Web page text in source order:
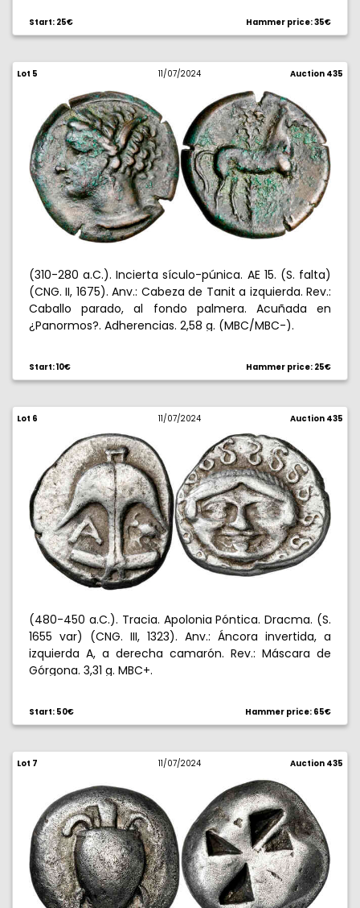
Start: 25€ Hammer price: 35€
Lot 5 11/07/2024 Auction 435
(310-280 a.C.). Incierta sículo-púnica. AE 15. (S. falta)
(CNG. II, 1675). Anv.: Cabeza de Tanit a izquierda. Rev.:
Caballo parado, al fondo palmera. Acuñada en
¿Panormos?. Adherencias. 2,58 g. (MBC/MBC-).
Start: 10€ Hammer price: 25€
Lot 6 11/07/2024 Auction 435
(480-450 a.C.). Tracia. Apolonia Póntica. Dracma. (S.
1655 var) (CNG. III, 1323). Anv.: Áncora invertida, a
izquierda A, a derecha camarón. Rev.: Máscara de
Górgona. 3,31 g. MBC+.
Start: 50€ Hammer price: 65€
Lot 7 11/07/2024 Auction 435